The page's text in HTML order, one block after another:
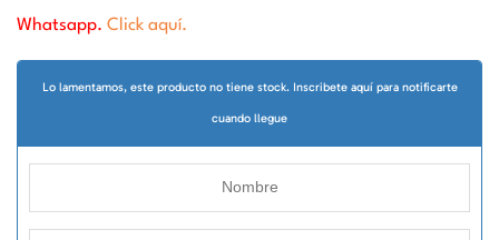
Whatsapp. Click aquí.
Lo lamentamos, este producto no tiene stock. Inscribete aquí para notificarte
cuando llegue